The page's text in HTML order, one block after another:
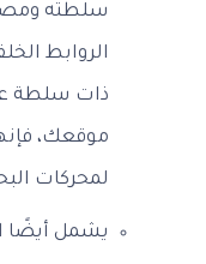
سلطته
ذات سلطة
موقعك،
لمحركات
يشمل أيضًا